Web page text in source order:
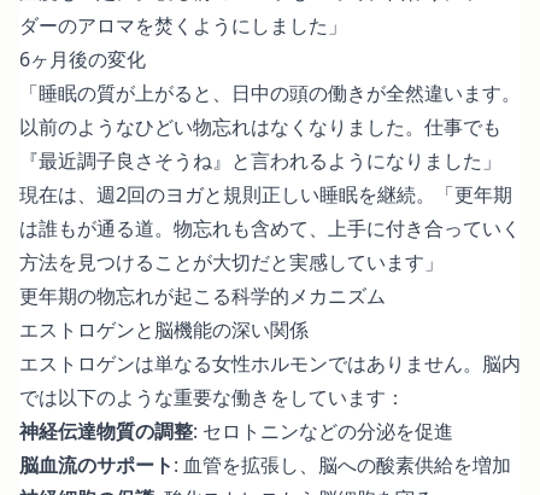
ダーのアロマを焚くようにしました」
6ヶ月後の変化
「睡眠の質が上がると、日中の頭の働きが全然違います。
以前のようなひどい物忘れはなくなりました。仕事でも
『最近調子良さそうね』と言われるようになりました」
現在は、週2回のヨガと規則正しい睡眠を継続。「更年期
は誰もが通る道。物忘れも含めて、上手に付き合っていく
方法を見つけることが大切だと実感しています」
更年期の物忘れが起こる科学的メカニズム
エストロゲンと脳機能の深い関係
エストロゲンは単なる女性ホルモンではありません。脳内
では以下のような重要な働きをしています：
神経伝達物質の調整: セロトニンなどの分泌を促進
脳血流のサポート: 血管を拡張し、脳への酸素供給を増加